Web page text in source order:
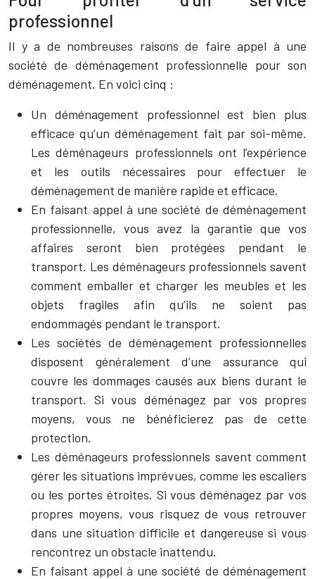
professionnel
Il y a de nombreuses raisons de faire appel à une
société de déménagement professionnelle pour son
déménagement. En voici cinq :
Un déménagement professionnel est bien plus
efficace qu’un déménagement fait par soi-même.
Les déménageurs professionnels ont l’expérience
et les outils nécessaires pour effectuer le
déménagement de manière rapide et efficace.
En faisant appel à une société de déménagement
professionnelle, vous avez la garantie que vos
affaires seront bien protégées pendant le
transport. Les déménageurs professionnels savent
comment emballer et charger les meubles et les
objets fragiles afin qu’ils ne soient pas
endommagés pendant le transport.
Les sociétés de déménagement professionnelles
disposent généralement d’une assurance qui
couvre les dommages causés aux biens durant le
transport. Si vous déménagez par vos propres
moyens, vous ne bénéficierez pas de cette
protection.
Les déménageurs professionnels savent comment
gérer les situations imprévues, comme les escaliers
ou les portes étroites. Si vous déménagez par vos
propres moyens, vous risquez de vous retrouver
dans une situation difficile et dangereuse si vous
rencontrez un obstacle inattendu.
En faisant appel à une société de déménagement